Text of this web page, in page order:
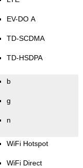
EV-DO A
TD-SCDMA
TD-HSDPA
b
g
n
WiFi Hotspot
WiFi Direct